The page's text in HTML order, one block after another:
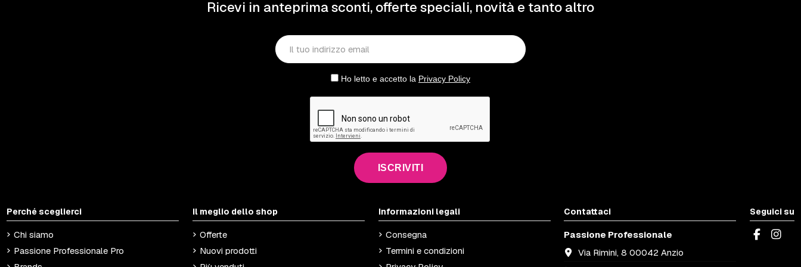
Ricevi in anteprima sconti, offerte speciali, novità e tanto altro
Ho letto e accetto la Privacy Policy
ISCRIVITI
Perché sceglierci
Chi siamo
Passione Professionale Pro
Il meglio dello shop
Offerte
Nuovi prodotti
Informazioni legali
Consegna
Termini e condizioni
Contattaci
Passione Professionale
Via Rimini, 8 00042 Anzio
Seguici su